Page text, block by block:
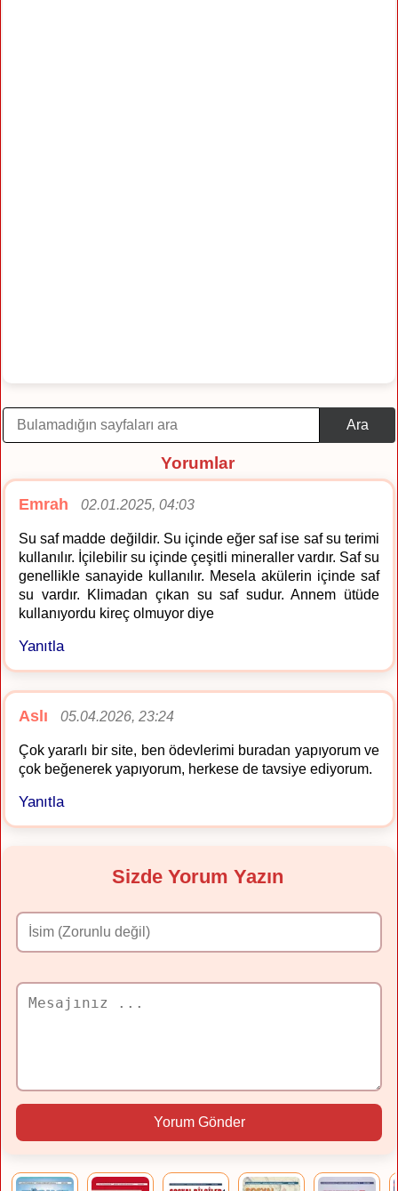
Ara
Yorumlar
Emrah 02.01.2025, 04:03
Su saf madde değildir. Su içinde eğer saf ise saf su terimi
kullanılır. İçilebilir su içinde çeşitli mineraller vardır. Saf su
genellikle sanayide kullanılır. Mesela akülerin içinde saf
su vardır. Klimadan çıkan su saf sudur. Annem ütüde
kullanıyordu kireç olmuyor diye
Yanıtla
Aslı 05.04.2026, 23:24
Çok yararlı bir site, ben ödevlerimi buradan yapıyorum ve
çok beğenerek yapıyorum, herkese de tavsiye ediyorum.
Yanıtla
Sizde Yorum Yazın
Yorum Gönder